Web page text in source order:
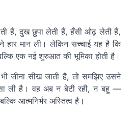
हैं, दुख छुपा लेती हैं, हँसी ओढ़ लेती हैं,
हार मान ली। लेकिन सच्चाई यह है कि
एक नई शुरुआत की भूमिका होती है।
जीना सीख जाती है, तो समझिए उसने
ली है। वह अब न बेटी रही, न बहू —
आत्मनिर्भर अस्तित्व है।